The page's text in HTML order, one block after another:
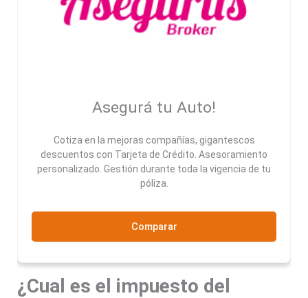
Asegurá tu Auto!
Cotiza en la mejoras compañías, gigantescos
descuentos con Tarjeta de Crédito. Asesoramiento
personalizado. Gestión durante toda la vigencia de tu
póliza.
Comparar
¿Cual es el impuesto del